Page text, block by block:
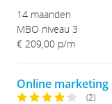
14 maanden
MBO niveau 3
€ 209,00 p/m
Online marketing
(2)